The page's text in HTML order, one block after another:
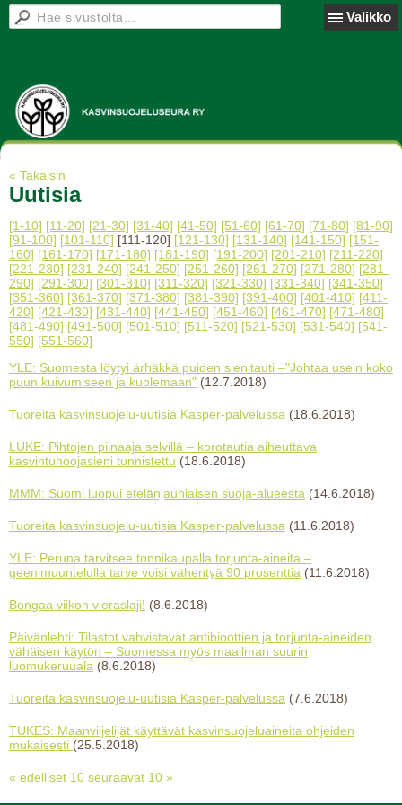
Valikko
« Takaisin
Uutisia
[1-10] [11-20] [21-30] [31-40] [41-50] [51-60] [61-70] [71-80] [81-90]
[91-100] [101-110] [111-120] [121-130] [131-140] [141-150] [151-
160] [161-170] [171-180] [181-190] [191-200] [201-210] [211-220]
[221-230] [231-240] [241-250] [251-260] [261-270] [271-280] [281-
290] [291-300] [301-310] [311-320] [321-330] [331-340] [341-350]
[351-360] [361-370] [371-380] [381-390] [391-400] [401-410] [411-
420] [421-430] [431-440] [441-450] [451-460] [461-470] [471-480]
[481-490] [491-500] [501-510] [511-520] [521-530] [531-540] [541-
550] [551-560]
YLE: Suomesta löytyi ärhäkkä puiden sienitauti –"Johtaa usein koko
puun kuivumiseen ja kuolemaan" (12.7.2018)
Tuoreita kasvinsuojelu-uutisia Kasper-palvelussa (18.6.2018)
LUKE: Pihtojen piinaaja selvillä – korotautia aiheuttava
kasvintuhoojasieni tunnistettu (18.6.2018)
MMM: Suomi luopui etelänjauhiaisen suoja-alueesta (14.6.2018)
Tuoreita kasvinsuojelu-uutisia Kasper-palvelussa (11.6.2018)
YLE: Peruna tarvitsee tonnikaupalla torjunta-aineita –
geenimuuntelulla tarve voisi vähentyä 90 prosenttia (11.6.2018)
Bongaa viikon vieraslaji! (8.6.2018)
Päivänlehti: Tilastot vahvistavat antibioottien ja torjunta-aineiden
vähäisen käytön – Suomessa myös maailman suurin
luomukeruuala (8.6.2018)
Tuoreita kasvinsuojelu-uutisia Kasper-palvelussa (7.6.2018)
TUKES: Maanviljelijät käyttävät kasvinsuojeluaineita ohjeiden
mukaisesti (25.5.2018)
« edelliset 10 seuraavat 10 »